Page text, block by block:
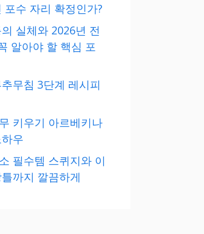
포수 자리 확정인가?
실체와 2026년 전
알아야 할 핵심 포
무침 3단계 레시피
키우기 아르베키나
우
필수템 스퀴지와 이
까지 깔끔하게